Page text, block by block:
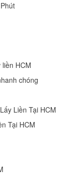
HCM
chóng
Liền Tại HCM
Tại HCM